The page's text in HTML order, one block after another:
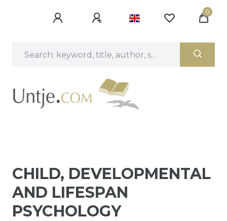
0
CHILD, DEVELOPMENTAL
AND LIFESPAN
PSYCHOLOGY